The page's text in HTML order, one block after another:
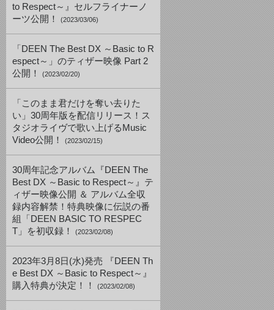
to Respect～』セルフライナーノ
ーツ公開！
(2023/03/06)
「DEEN The Best DX ～Basic to R
espect～」のティザー映像 Part 2
公開！
(2023/02/20)
「このまま君だけを奪い去りた
い」30周年版を配信リリース！ス
タジオライヴで歌い上げるMusic
Video公開！
(2023/02/15)
30周年記念アルバム『DEEN The
Best DX ～Basic to Respect～』テ
ィザー映像公開 ＆ アルバム全収
録内容解禁！特典映像に伝説の番
組「DEEN BASIC TO RESPEC
T」を初収録！
(2023/02/08)
2023年3月8日(水)発売 『DEEN Th
e Best DX ～Basic to Respect～』
購入特典が決定！！
(2023/02/08)